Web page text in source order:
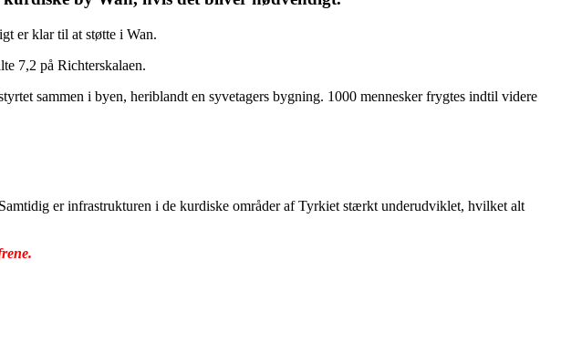
er klar til at støtte i Wan.
7,2 på Richterskalaen.
sammen i byen, heriblandt en syvetagers bygning. 1000 mennesker frygtes indtil videre
er infrastrukturen i de kurdiske områder af Tyrkiet stærkt underudviklet, hvilket alt